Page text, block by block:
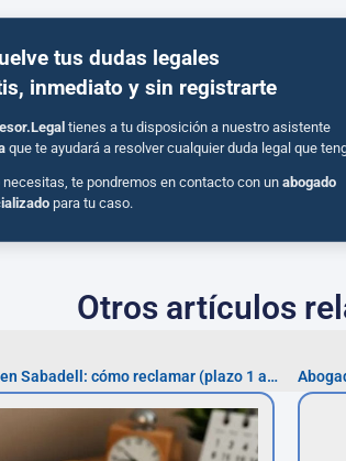
tus dudas legales
inmediato y sin registrarte
tienes a tu disposición a nuestro asistente
que te ayudará a resolver cualquier duda legal que
necesitas, te pondremos en contacto con un abogado
para tu caso.
Otros artículos
Negligencias médicas en Sabadell: cómo reclamar (plazo 1 año)